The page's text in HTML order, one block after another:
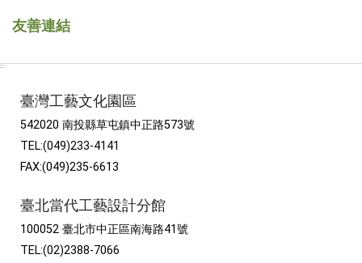
友善連結
:::
臺灣工藝文化園區
542020 南投縣草屯鎮中正路573號
TEL:(049)233-4141
FAX:(049)235-6613
臺北當代工藝設計分館
100052 臺北市中正區南海路41號
TEL:(02)2388-7066